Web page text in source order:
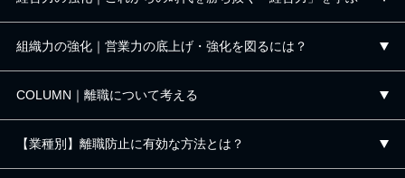
組織力の強化｜営業力の底上げ・強化を図るには？
COLUMN｜離職について考える
【業種別】離職防止に有効な方法とは？